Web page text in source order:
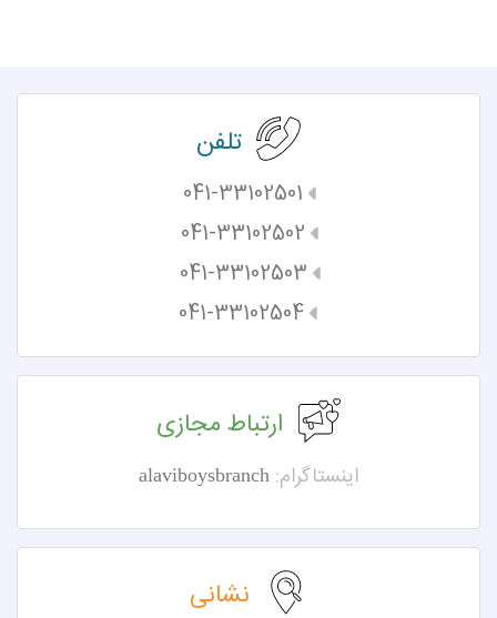
تلفن
041-33102501
041-33102502
041-33102503
041-33102504
ارتباط مجازی
اینستاگرام: alaviboysbranch
نشانی